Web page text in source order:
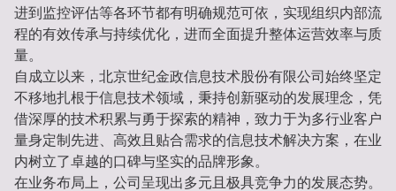
进到监控评估等各环节都有明确规范可依，实现组织内部流
程的有效传承与持续优化，进而全面提升整体运营效率与质
量。
自成立以来，北京世纪金政信息技术股份有限公司始终坚定
不移地扎根于信息技术领域，秉持创新驱动的发展理念，凭
借深厚的技术积累与勇于探索的精神，致力于为多行业客户
量身定制先进、高效且贴合需求的信息技术解决方案，在业
内树立了卓越的口碑与坚实的品牌形象。
在业务布局上，公司呈现出多元且极具竞争力的发展态势。